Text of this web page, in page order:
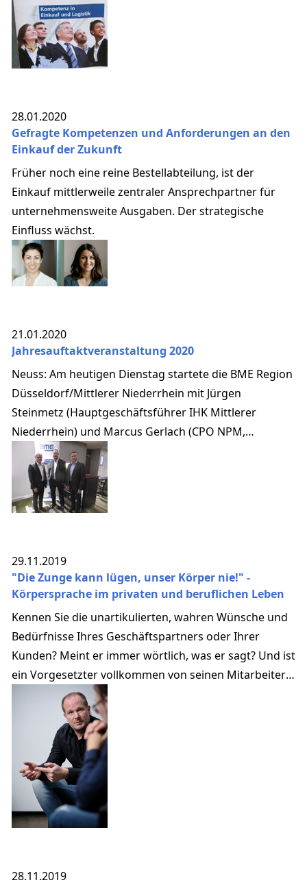
28.01.2020
Gefragte Kompetenzen und Anforderungen an den
Einkauf der Zukunft
Früher noch eine reine Bestellabteilung, ist der
Einkauf mittlerweile zentraler Ansprechpartner für
unternehmensweite Ausgaben. Der strategische
Einfluss wächst.
21.01.2020
Jahresauftaktveranstaltung 2020
Neuss: Am heutigen Dienstag startete die BME Region
Düsseldorf/Mittlerer Niederrhein mit Jürgen
Steinmetz (Hauptgeschäftsführer IHK Mittlerer
Niederrhein) und Marcus Gerlach (CPO NPM,
Rheinmetall Group) mit 50 Gästen gemeinsam ins Jahr
2020.
29.11.2019
"Die Zunge kann lügen, unser Körper nie!" -
Körpersprache im privaten und beruflichen Leben
Kennen Sie die unartikulierten, wahren Wünsche und
Bedürfnisse Ihres Geschäftspartners oder Ihrer
Kunden? Meint er immer wörtlich, was er sagt? Und ist
ein Vorgesetzter vollkommen von seinen Mitarbeitern
und deren Ideen überzeugt?
28.11.2019